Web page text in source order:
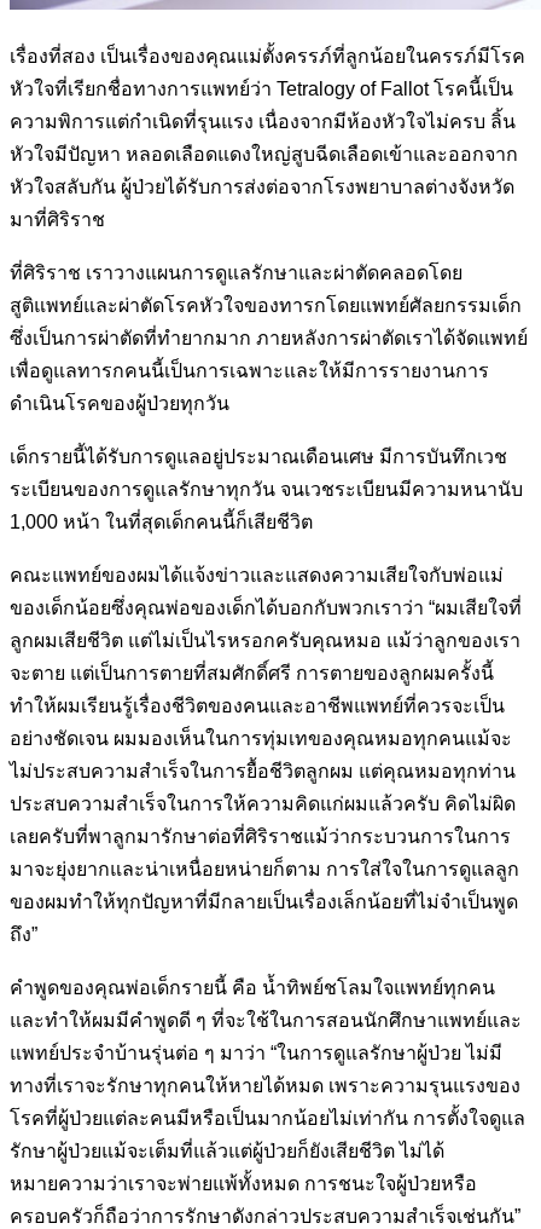
เรื่องที่สอง เป็นเรื่องของคุณแม่ตั้งครรภ์ที่ลูกน้อยในครรภ์มีโรค
หัวใจที่เรียกชื่อทางการแพทย์ว่า Tetralogy of Fallot โรคนี้เป็น
ความพิการแต่กำเนิดที่รุนแรง เนื่องจากมีห้องหัวใจไม่ครบ ลิ้น
หัวใจมีปัญหา หลอดเลือดแดงใหญ่สูบฉีดเลือดเข้าและออกจาก
หัวใจสลับกัน ผู้ป่วยได้รับการส่งต่อจากโรงพยาบาลต่างจังหวัด
มาที่ศิริราช
ที่ศิริราช เราวางแผนการดูแลรักษาและผ่าตัดคลอดโดย
สูติแพทย์และผ่าตัดโรคหัวใจของทารกโดยแพทย์ศัลยกรรมเด็ก
ซึ่งเป็นการผ่าตัดที่ทำยากมาก ภายหลังการผ่าตัดเราได้จัดแพทย์
เพื่อดูแลทารกคนนี้เป็นการเฉพาะและให้มีการรายงานการ
ดำเนินโรคของผู้ป่วยทุกวัน
เด็กรายนี้ได้รับการดูแลอยู่ประมาณเดือนเศษ มีการบันทึกเวช
ระเบียนของการดูแลรักษาทุกวัน จนเวชระเบียนมีความหนานับ
1,000 หน้า ในที่สุดเด็กคนนี้ก็เสียชีวิต
คณะแพทย์ของผมได้แจ้งข่าวและแสดงความเสียใจกับพ่อแม่
ของเด็กน้อยซึ่งคุณพ่อของเด็กได้บอกกับพวกเราว่า “ผมเสียใจที่
ลูกผมเสียชีวิต แต่ไม่เป็นไรหรอกครับคุณหมอ แม้ว่าลูกของเรา
จะตาย แต่เป็นการตายที่สมศักดิ์ศรี การตายของลูกผมครั้งนี้
ทำให้ผมเรียนรู้เรื่องชีวิตของคนและอาชีพแพทย์ที่ควรจะเป็น
อย่างชัดเจน ผมมองเห็นในการทุ่มเทของคุณหมอทุกคนแม้จะ
ไม่ประสบความสำเร็จในการยื้อชีวิตลูกผม แต่คุณหมอทุกท่าน
ประสบความสำเร็จในการให้ความคิดแก่ผมแล้วครับ คิดไม่ผิด
เลยครับที่พาลูกมารักษาต่อที่ศิริราชแม้ว่ากระบวนการในการ
มาจะยุ่งยากและน่าเหนื่อยหน่ายก็ตาม การใส่ใจในการดูแลลูก
ของผมทำให้ทุกปัญหาที่มีกลายเป็นเรื่องเล็กน้อยที่ไม่จำเป็นพูด
ถึง”
คำพูดของคุณพ่อเด็กรายนี้ คือ น้ำทิพย์ชโลมใจแพทย์ทุกคน
และทำให้ผมมีคำพูดดี ๆ ที่จะใช้ในการสอนนักศึกษาแพทย์และ
แพทย์ประจำบ้านรุ่นต่อ ๆ มาว่า “ในการดูแลรักษาผู้ป่วย ไม่มี
ทางที่เราจะรักษาทุกคนให้หายได้หมด เพราะความรุนแรงของ
โรคที่ผู้ป่วยแต่ละคนมีหรือเป็นมากน้อยไม่เท่ากัน การตั้งใจดูแล
รักษาผู้ป่วยแม้จะเต็มที่แล้วแต่ผู้ป่วยก็ยังเสียชีวิต ไม่ได้
หมายความว่าเราจะพ่ายแพ้ทั้งหมด การชนะใจผู้ป่วยหรือ
ครอบครัวก็ถือว่าการรักษาดังกล่าวประสบความสำเร็จเช่นกัน”